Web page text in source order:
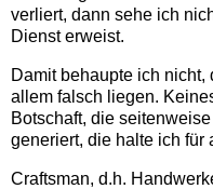
verliert, dann sehe ich
Dienst erweist.
Damit behaupte ich
allem falsch liegen.
Botschaft, die
generiert, die halte ich für
Craftsman, d.h.